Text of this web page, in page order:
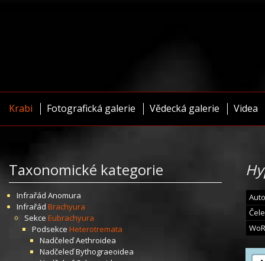
Krabi Fotografická galerie Vědecká galerie Videa
Taxonomické kategorie
Infrařád Anomura
Infrařád Brachyura
Sekce Eubrachyura
Podsekce Heterotremata
NadčeleďAethroidea
NadčeleďBythograeoidea